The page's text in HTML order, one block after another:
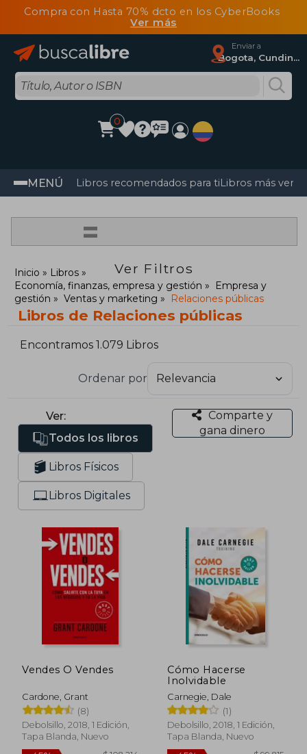
Compra con Hasta 70% dcto en los CyberBooks
Ver más
Enviar a
Bogota, Cundinamarca
0
MENÚ Libros recomendados para tiLibros más
=
Ver Filtros
Inicio
Libros
Economía, finanzas, empresa y gestión
Empresa y
gestión
Ventas y marketing Relaciones públicas
Libros de Relaciones públicas
Encontramos 1.079 Libros
Ordenar por
Ver:
Todos los libros
Libros Físicos
Libros Digitales
Comparte y
gana dinero
Vendes O Vendes
Cardone, Grant
(8)
Debolsillo, 2018, 1 Edición,
Tapa Blanda, Nuevo
Cómo Hacerse
Inolvidable
Carnegie, Dale
(1)
Debolsillo, 2018, 1 Edición,
Tapa Blanda, Nuevo